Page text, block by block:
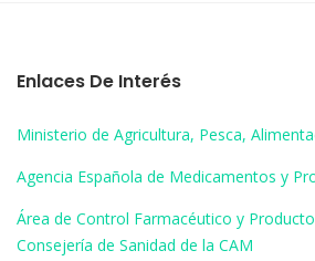
Enlaces De Interés
Ministerio de Agricultura, Pesca,
Agencia Española de Medicamentos y
Área de Control Farmacéutico y
Consejería de Sanidad de la CAM